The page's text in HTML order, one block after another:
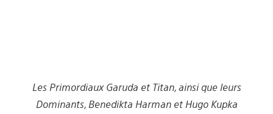
Les Primordiaux Garuda et Titan, ainsi que leurs
Dominants, Benedikta Harman et Hugo Kupka